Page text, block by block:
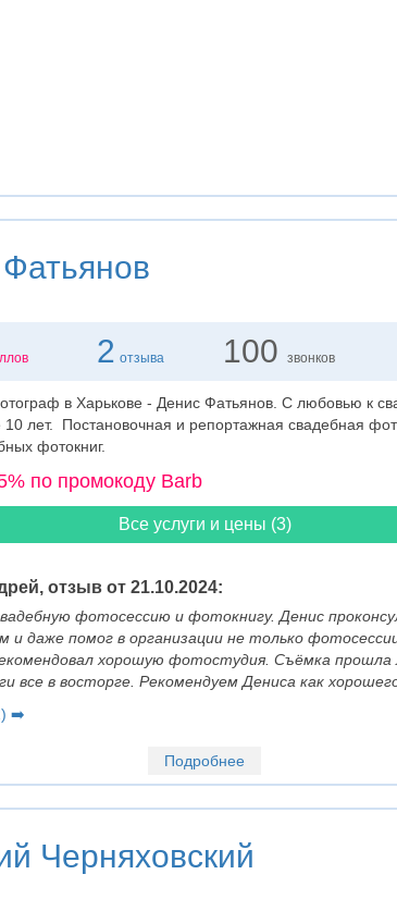
2 отзыва 100 звонков
в Харькове - Денис Фатьянов. С любовью к
лет. Постановочная и репортажная свадебная
фотокниг.
по промокоду Barb
Все услуги и цены (3)
отзыв от 21.10.2024:
фотосессию и фотокнигу. Денис
и даже помог в организации не только
хорошую фотостудия. Съёмка прошла
все в восторге. Рекомендуем Дениса как
➡️
Подробнее
Черняховский